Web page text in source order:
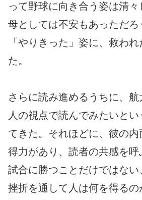
って野球に向き合う姿は清々
母としては不安もあっただ
「やりきった」姿に、救わ
た。
さらに読み進めるうちに、
人の視点で読んでみたいと
てきた。それほどに、彼の
得力があり、読者の共感を呼
試合に勝つことだけではな
挫折を通して人は何を得る